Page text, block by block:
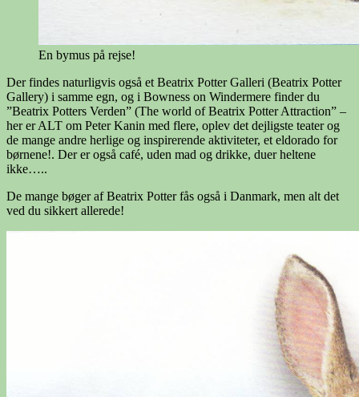
En bymus på rejse!
Der findes naturligvis også et Beatrix Potter Galleri (Beatrix Potter
Gallery) i samme egn, og i Bowness on Windermere finder du
”Beatrix Potters Verden” (The world of Beatrix Potter Attraction” –
her er ALT om Peter Kanin med flere, oplev det dejligste teater og
de mange andre herlige og inspirerende aktiviteter, et eldorado for
børnene!. Der er også café, uden mad og drikke, duer heltene
ikke…..
De mange bøger af Beatrix Potter fås også i Danmark, men alt det
ved du sikkert allerede!